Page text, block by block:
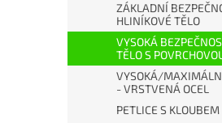
ZÁKLADNÍ
HLINÍKOVÉ TĚLO
VYSOKÁ
TĚLO S
VYSOKÁ/
- VRSTVENÁ OCEL
PETLICE S KLOUBEM